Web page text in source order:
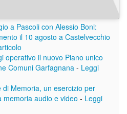
a Pascoli con Alessio Boni:
il 10 agosto a Castelvecchio
operativo il nuovo Piano unico
Comuni Garfagnana - Leggi
di Memoria, un esercizio per
memoria audio e video - Leggi